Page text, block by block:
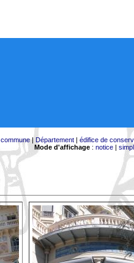
commune| Département| édifice de
Mode d'affichage: notice|